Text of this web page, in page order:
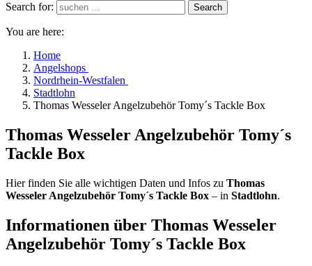
Search for:
Search
You are here:
Home
Angelshops
Nordrhein-Westfalen
Stadtlohn
Thomas Wesseler Angelzubehör Tomy´s Tackle Box
Thomas Wesseler Angelzubehör Tomy´s
Tackle Box
Hier finden Sie alle wichtigen Daten und Infos zu Thomas
Wesseler Angelzubehör Tomy´s Tackle Box – in Stadtlohn.
Informationen über Thomas Wesseler
Angelzubehör Tomy´s Tackle Box